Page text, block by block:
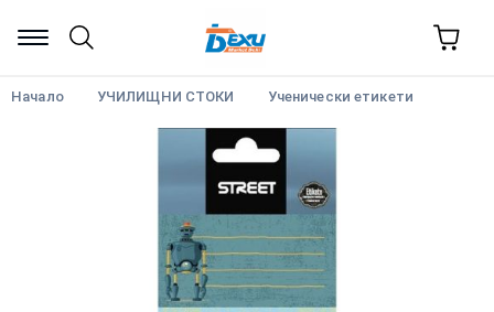
Начало УЧИЛИЩНИ СТОКИ Ученически етикети